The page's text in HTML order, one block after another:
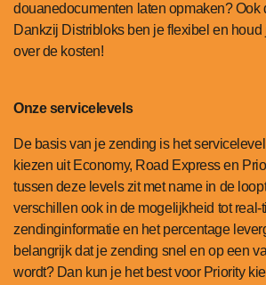
douanedocumenten laten opmaken? Ook
Dankzij Distribloks ben je flexibel en houd
over de kosten!
Onze servicelevels
De basis van je zending is het
kiezen uit Economy, Road Express en
tussen deze levels zit met name in de
verschillen ook in de mogelijkheid tot real-
zendinginformatie en het percentage
belangrijk dat je zending snel en op een
wordt? Dan kun je het best voor Priority